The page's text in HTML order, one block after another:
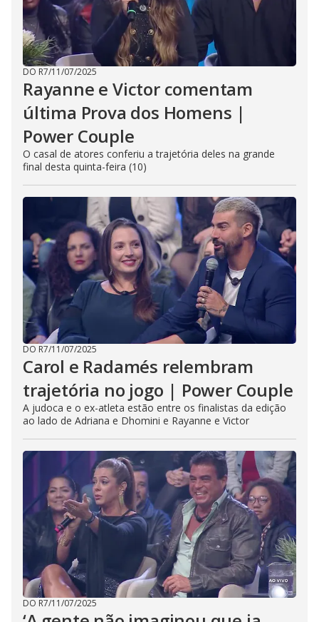
DO R7/11/07/2025
Rayanne e Victor comentam
última Prova dos Homens |
Power Couple
O casal de atores conferiu a trajetória deles na grande
final desta quinta-feira (10)
DO R7/11/07/2025
Carol e Radamés relembram
trajetória no jogo | Power Couple
A judoca e o ex-atleta estão entre os finalistas da edição
ao lado de Adriana e Dhomini e Rayanne e Victor
DO R7/11/07/2025